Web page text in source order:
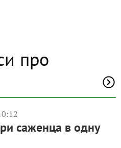
про
саженца в одну